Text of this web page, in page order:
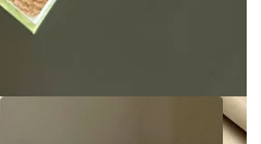
Заказать